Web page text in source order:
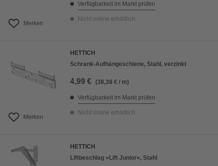
Merken
Verfügbarkeit im Markt prüfen
Nicht online erhältlich
Merken
HETTICH
Schrank-Aufhängeschiene, Stahl, verzinkt
4,99 € (38,38 € / m)
Verfügbarkeit im Markt prüfen
Nicht online erhältlich
HETTICH
Liftbeschlag »Lift Junior«, Stahl